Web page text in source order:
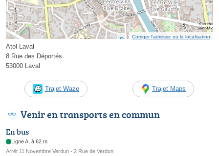
Corriger l’adresse ou la localisation
Atol Laval
8 Rue des Déportés
53000 Laval
Trajet Waze Trajet Maps
Venir en transports en commun
En bus
Ligne A, à 62 m
Arrêt 11 Novembre Verdun - 2 Rue de Verdun